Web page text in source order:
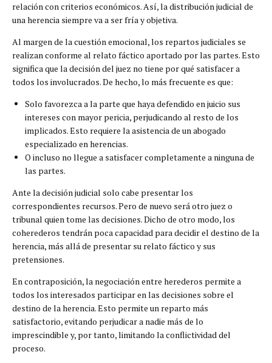
relación con criterios económicos. Así, la distribución judicial de
una herencia siempre va a ser fría y objetiva.
Al margen de la cuestión emocional, los repartos judiciales se
realizan conforme al relato fáctico aportado por las partes. Esto
significa que la decisión del juez no tiene por qué satisfacer a
todos los involucrados. De hecho, lo más frecuente es que:
Solo favorezca a la parte que haya defendido en juicio sus
intereses con mayor pericia, perjudicando al resto de los
implicados. Esto requiere la asistencia de un abogado
especializado en herencias.
O incluso no llegue a satisfacer completamente a ninguna de
las partes.
Ante la decisión judicial solo cabe presentar los
correspondientes recursos. Pero de nuevo será otro juez o
tribunal quien tome las decisiones. Dicho de otro modo, los
coherederos tendrán poca capacidad para decidir el destino de la
herencia, más allá de presentar su relato fáctico y sus
pretensiones.
En contraposición, la negociación entre herederos permite a
todos los interesados participar en las decisiones sobre el
destino de la herencia. Esto permite un reparto más
satisfactorio, evitando perjudicar a nadie más de lo
imprescindible y, por tanto, limitando la conflictividad del
proceso.